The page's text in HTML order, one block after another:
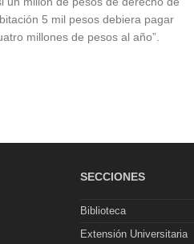
5 mil pesos debiera pagar
millones de pesos al año”.
SECCIONES
Biblioteca
Extensión Universitaria